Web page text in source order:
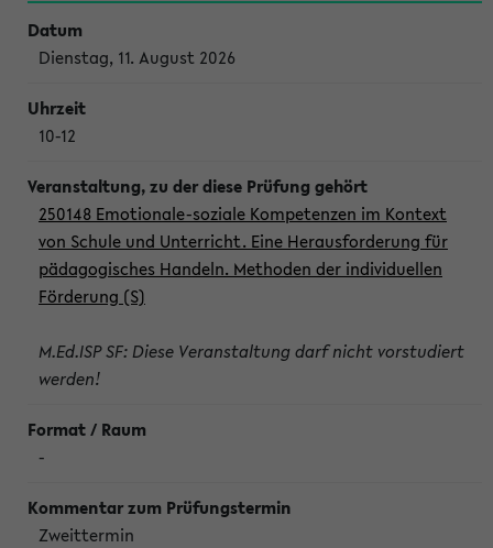
Dienstag, 11. August 2026
10-12
250148 Emotionale-soziale Kompetenzen im Kontext
von Schule und Unterricht. Eine Herausforderung für
pädagogisches Handeln. Methoden der individuellen
Förderung (S)
M.Ed.ISP SF: Diese Veranstaltung darf nicht vorstudiert
werden!
-
Zweittermin